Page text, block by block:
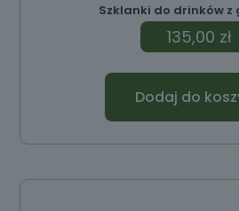
Szklanki do drinków z
135,00 zł
Dodaj do